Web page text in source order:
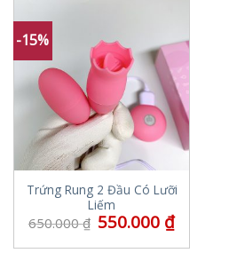
-15%
Trứng Rung 2 Đầu Có Lưỡi
Liếm
650.000₫ 550.000 ₫